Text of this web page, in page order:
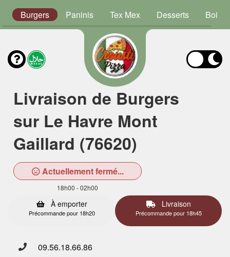
Burgers Paninis Tex Mex Desserts
Livraison de Burgers
sur Le Havre Mont
Gaillard (76620)
Actuellement fermé...
18h00 - 02h00
À emporter
Précommande pour 18h20
Livraison
Précommande pour 18h45
09.56.18.66.86